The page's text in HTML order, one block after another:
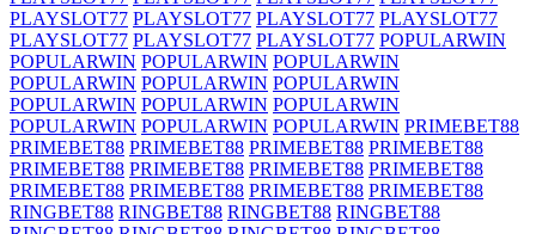
PLAYSLOT77 PLAYSLOT77 PLAYSLOT77 PLAYSLOT77
PLAYSLOT77 PLAYSLOT77 PLAYSLOT77 POPULARWIN
POPULARWIN POPULARWIN POPULARWIN
POPULARWIN POPULARWIN POPULARWIN
POPULARWIN POPULARWIN POPULARWIN
POPULARWIN POPULARWIN POPULARWIN PRIMEBET88
PRIMEBET88 PRIMEBET88 PRIMEBET88 PRIMEBET88
PRIMEBET88 PRIMEBET88 PRIMEBET88 PRIMEBET88
PRIMEBET88 PRIMEBET88 PRIMEBET88 PRIMEBET88
RINGBET88 RINGBET88 RINGBET88 RINGBET88